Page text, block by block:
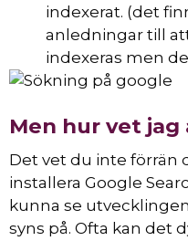
indexerat. (det
anledningar till
indexeras men
Men hur vet
Det vet du inte förrän
installera Google
kunna se
syns på. Ofta kan det